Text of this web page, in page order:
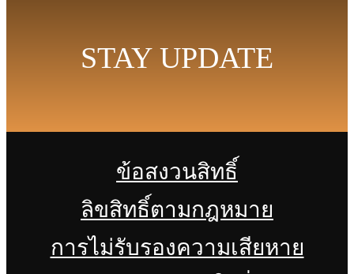
STAY UPDATE
ข้อสงวนสิทธิ์
ลิขสิทธิ์ตามกฎหมาย
การไม่รับรองความเสียหาย